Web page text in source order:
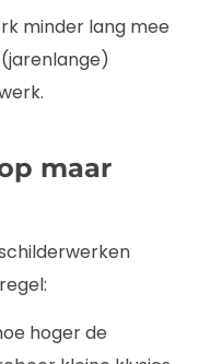
minder lang mee
maar
hoger de